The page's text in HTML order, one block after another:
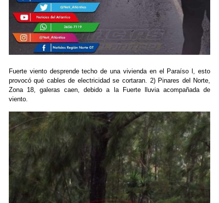
Fuerte viento desprende techo de una vivienda en el Paraíso l, esto
provocó qué cables de electricidad se cortaran. 2) Pinares del Norte,
Zona 18, galeras caen, debido a la Fuerte lluvia acompañada de
viento.